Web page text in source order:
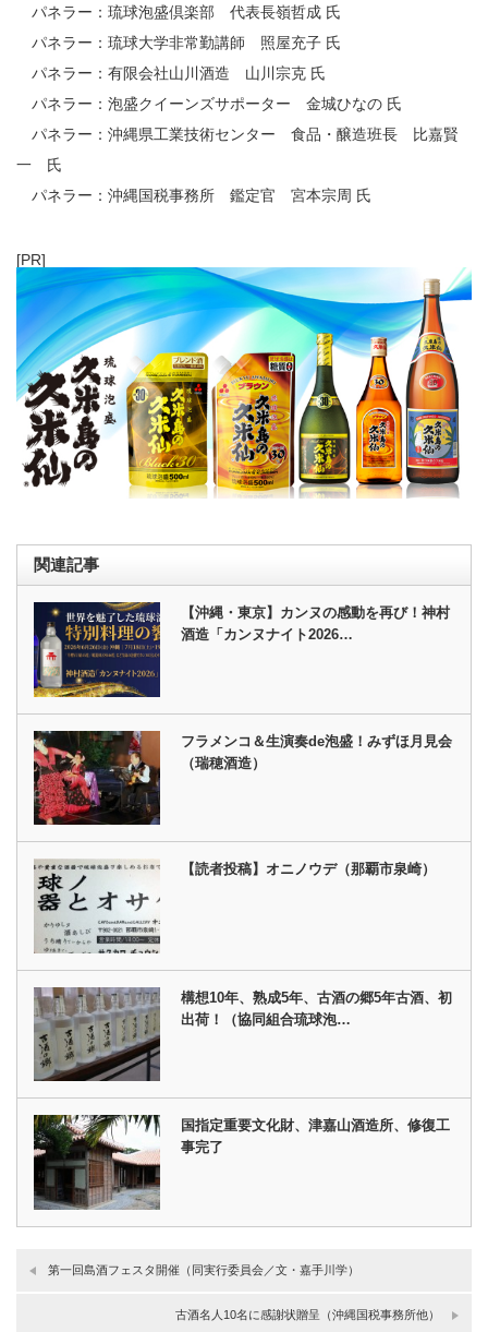
パネラー：琉球泡盛倶楽部 代表長嶺哲成 氏
パネラー：琉球大学非常勤講師 照屋充子 氏
パネラー：有限会社山川酒造 山川宗克 氏
パネラー：泡盛クイーンズサポーター 金城ひなの 氏
パネラー：沖縄県工業技術センター 食品・醸造班長 比嘉賢
一 氏
パネラー：沖縄国税事務所 鑑定官 宮本宗周 氏
[PR]
関連記事
【沖縄・東京】カンヌの感動を再び！神村
酒造「カンヌナイト2026…
フラメンコ＆生演奏de泡盛！みずほ月見会
（瑞穂酒造）
【読者投稿】オニノウデ（那覇市泉崎）
構想10年、熟成5年、古酒の郷5年古酒、初
出荷！（協同組合琉球泡…
国指定重要文化財、津嘉山酒造所、修復工
事完了
第一回島酒フェスタ開催（同実行委員会／文・嘉手川学）
古酒名人10名に感謝状贈呈（沖縄国税事務所他）